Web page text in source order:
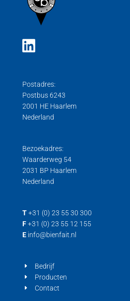
Postadres:
Postbus 6243
2001 HE Haarlem
Nederland
Bezoekadres:
Waarderweg 54
2031 BP Haarlem
Nederland
T +31 (0) 23 55 30 300
F +31 (0) 23 55 12 155
E info@bienfait.nl
Bedrijf
Producten
Contact